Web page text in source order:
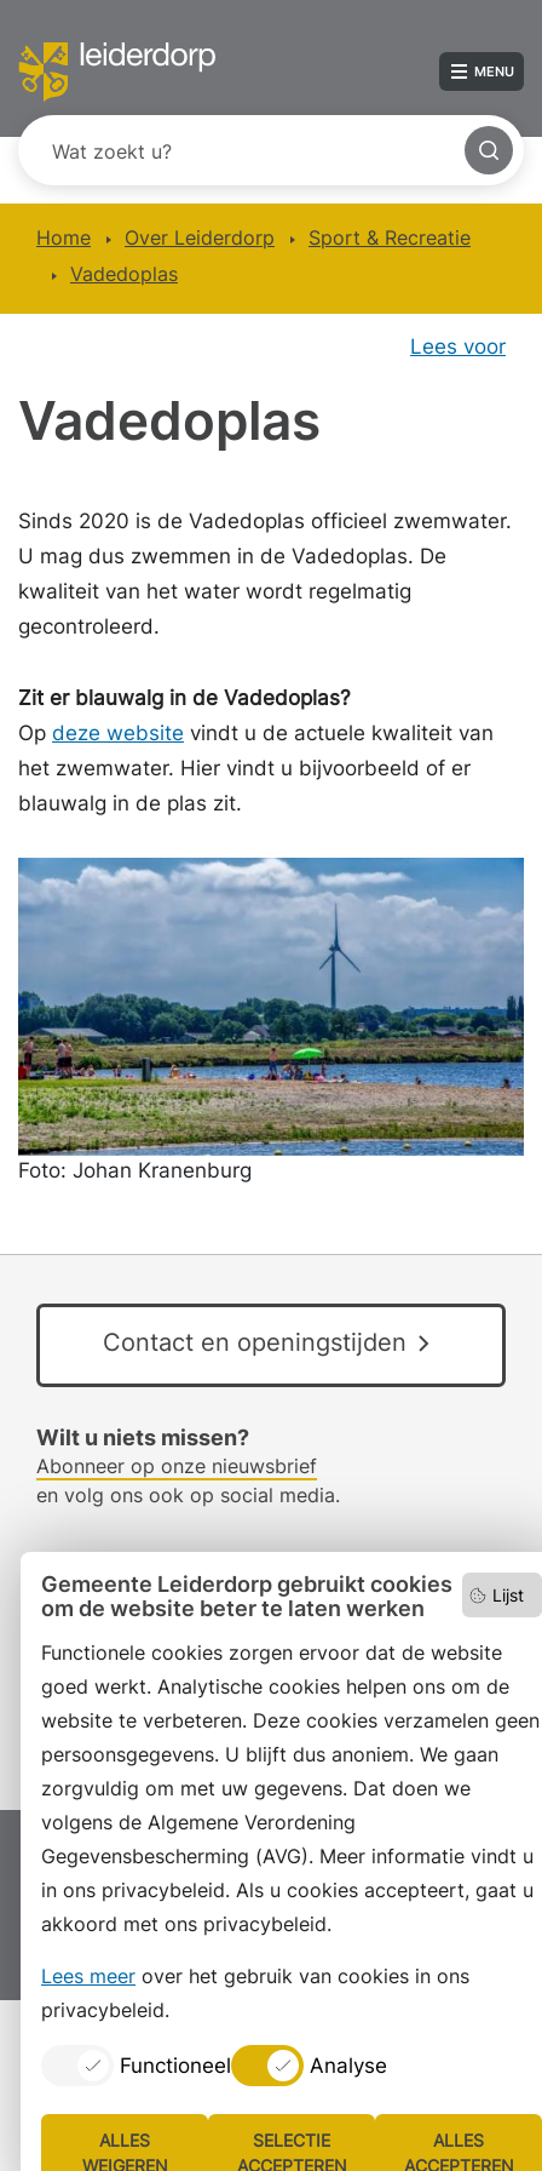
Lijst
Gemeente Leiderdorp gebruikt cookies
om de website beter te laten werken
Functionele cookies zorgen ervoor dat de website
goed werkt. Analytische cookies helpen ons om de
website te verbeteren. Deze cookies verzamelen geen
persoonsgegevens. U blijft dus anoniem. We gaan
zorgvuldig om met uw gegevens. Dat doen we
volgens de Algemene Verordening
Gegevensbescherming (AVG). Meer informatie vindt u
in ons privacybeleid. Als u cookies accepteert, gaat u
akkoord met ons privacybeleid.
Lees meer over het gebruik van cookies in ons
privacybeleid.
Functioneel Analyse
ALLES
WEIGEREN
SELECTIE
ACCEPTEREN
ALLES
ACCEPTEREN
MENU
Home Over Leiderdorp
Sport & Recreatie
Vadedoplas
Lees voor
Vadedoplas
Sinds 2020 is de Vadedoplas officieel zwemwater.
U mag dus zwemmen in de Vadedoplas. De
kwaliteit van het water wordt regelmatig
gecontroleerd.
Zit er blauwalg in de Vadedoplas?
Op deze website vindt u de actuele kwaliteit van
het zwemwater. Hier vindt u bijvoorbeeld of er
blauwalg in de plas zit.
Foto: Johan Kranenburg
Contact en openingstijden
Wilt u niets missen?
Abonneer op onze nieuwsbrief
en volg ons ook op social media.
Facebook
LinkedIn
Instagram
Proclaimer Colofon
Toegankelijkheid
Sitemap
Privacyverklaring
Servicenormen
Archief Vacatures